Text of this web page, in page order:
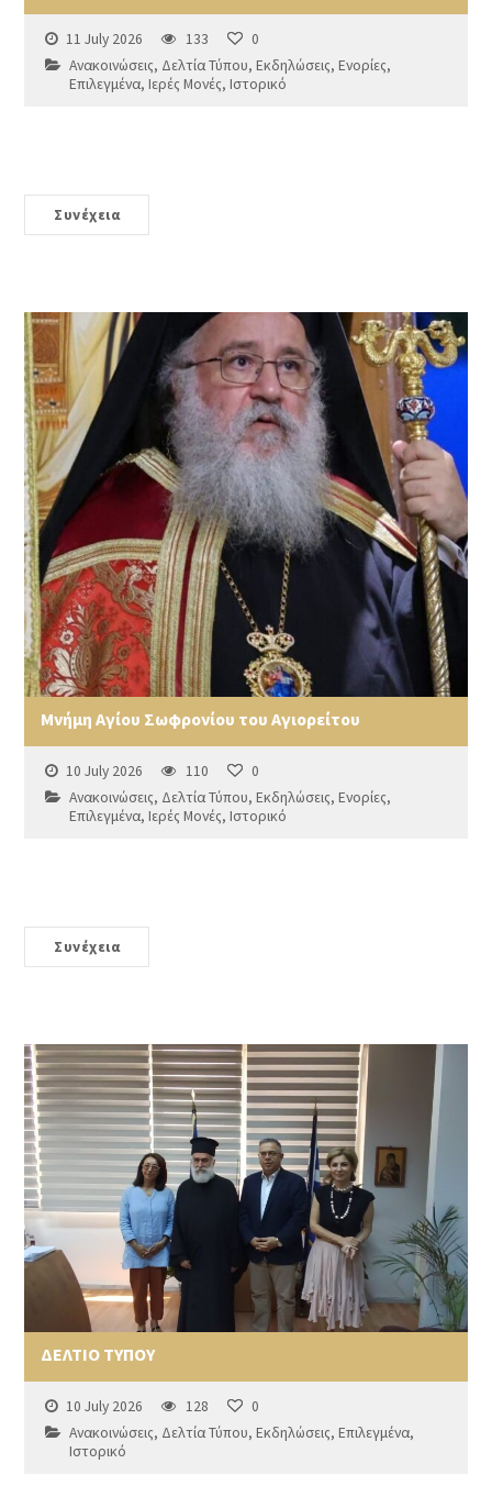
11 July 2026 133
0
Ανακοινώσεις, Δελτία Τύπου,Εκδηλώσεις,Ενορίες,
Επιλεγμένα,Ιερές Μονές,Ιστορικό
Συνέχεια
Μνήμη Αγίου Σωφρονίου του Αγιορείτου
10 July 2026 110
0
Ανακοινώσεις, Δελτία Τύπου,Εκδηλώσεις,Ενορίες,
Επιλεγμένα,Ιερές Μονές,Ιστορικό
Συνέχεια
ΔΕΛΤΙΟ ΤΥΠΟΥ
10 July 2026 128
0
Ανακοινώσεις, Δελτία Τύπου,Εκδηλώσεις,Επιλεγμένα,
Ιστορικό